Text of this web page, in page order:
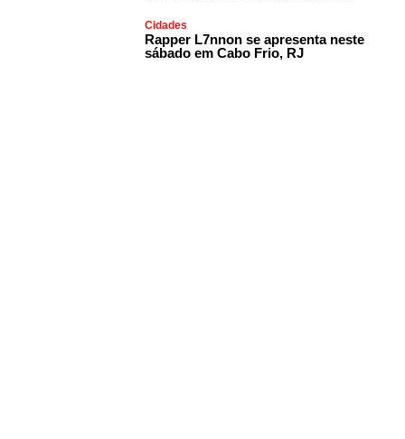
Cidades
Rapper L7nnon se apresenta neste
sábado em Cabo Frio, RJ